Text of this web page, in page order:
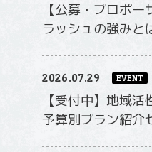
【公募・プロポ
ラッシュの強みと
2026.07.29 EVENT
【受付中】地域
予算別プラン紹介